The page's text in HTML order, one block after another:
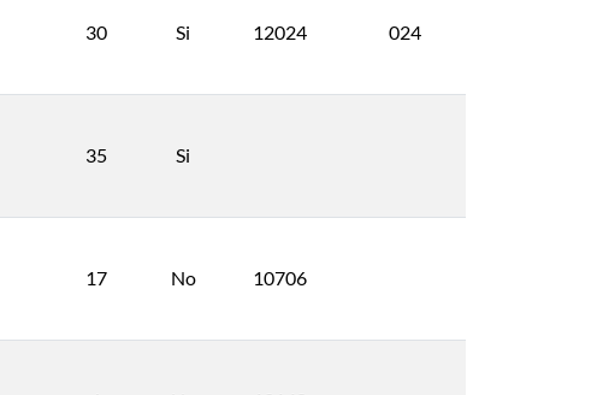
30 Si 12024 024
35 Si
17 No 10706